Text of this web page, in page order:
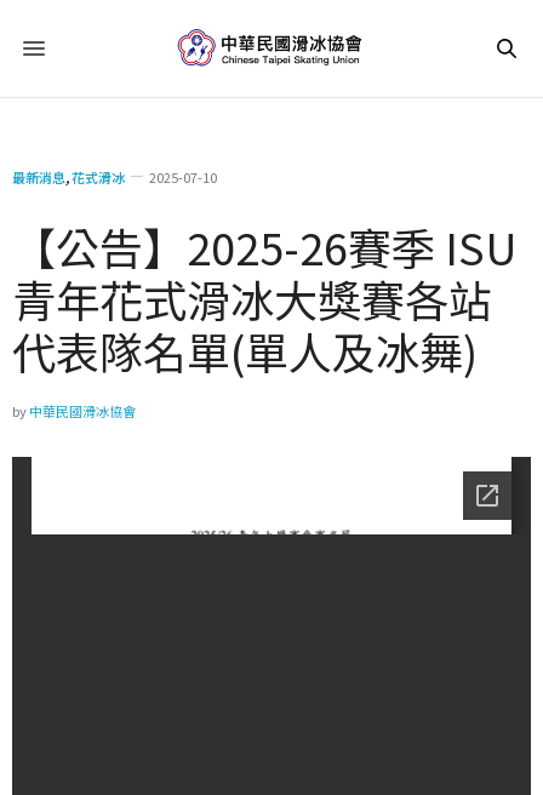
最新消息,花式滑冰 2025-07-10
【公告】2025-26賽季 ISU
青年花式滑冰大獎賽各站
代表隊名單(單人及冰舞)
by中華民國滑冰協會